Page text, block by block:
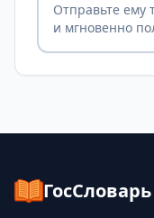
Отправьте ему
и мгновенно
ГосСловарь